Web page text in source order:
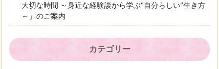
大切な時間 ～身近な経験談から学ぶ“自分らしい”生き方
～」のご案内
カテゴリー